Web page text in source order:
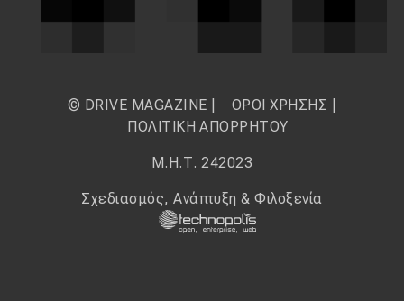
© DRIVE MAGAZINE | ΟΡΟΙ ΧΡΗΣΗΣ
ΠΟΛΙΤΙΚΗ ΑΠΟΡΡΗΤΟΥ
Μ.Η.Τ. 242023
Σχεδιασμός, Ανάπτυξη & Φιλοξενία